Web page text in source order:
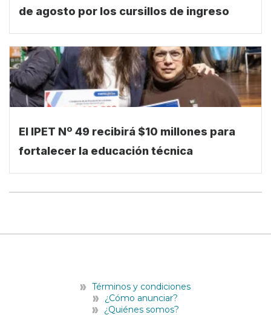
de agosto por los cursillos de ingreso
El IPET Nº 49 recibirá $10 millones para
fortalecer la educación técnica
Términos y condiciones
¿Cómo anunciar?
¿Quiénes somos?